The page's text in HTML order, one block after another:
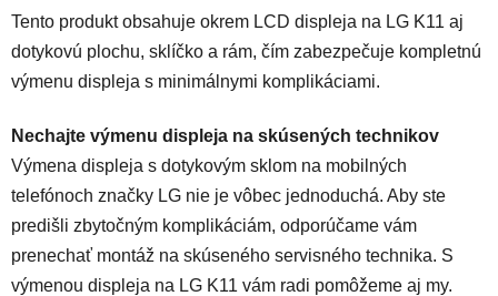
Tento produkt obsahuje okrem LCD displeja na LG K11 aj
dotykovú plochu, sklíčko a rám, čím zabezpečuje kompletnú
výmenu displeja s minimálnymi komplikáciami.
Nechajte výmenu displeja na skúsených technikov
Výmena displeja s dotykovým sklom na mobilných
telefónoch značky LG nie je vôbec jednoduchá. Aby ste
predišli zbytočným komplikáciám, odporúčame vám
prenechať montáž na skúseného servisného technika. S
výmenou displeja na LG K11 vám radi pomôžeme aj my.